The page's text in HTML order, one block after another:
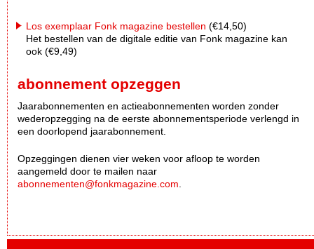
Los exemplaar Fonk magazine bestellen (€14,50)
Het bestellen van de digitale editie van Fonk magazine kan
ook (€9,49)
abonnement opzeggen
Jaarabonnementen en actieabonnementen worden zonder
wederopzegging na de eerste abonnementsperiode verlengd in
een doorlopend jaarabonnement.
Opzeggingen dienen vier weken voor afloop te worden
aangemeld door te mailen naar
abonnementen@fonkmagazine.com.